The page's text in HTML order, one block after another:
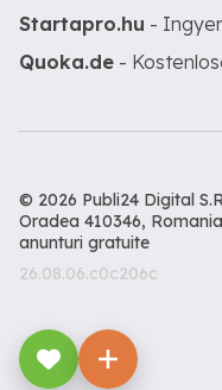
Startapro.hu -
Quoka.de -
© 2026 Publi24 Digital
Oradea 410346,
anunturi gratuite
26.08.06.c0c206c